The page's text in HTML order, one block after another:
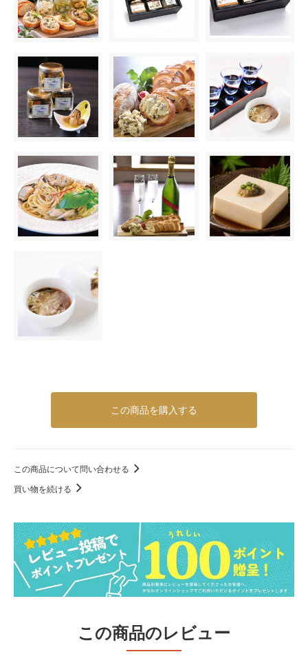
この商品を購入する
この商品について問い合わせる
買い物を続ける
この商品のレビュー